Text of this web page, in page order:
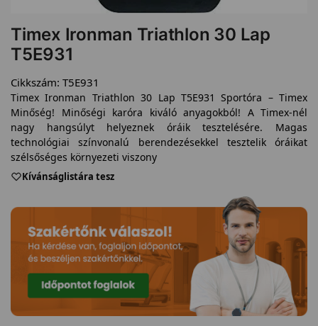
Timex Ironman Triathlon 30 Lap
T5E931
Cikkszám: T5E931
Timex Ironman Triathlon 30 Lap T5E931 Sportóra – Timex
Minőség! Minőségi karóra kiváló anyagokból! A Timex-nél
nagy hangsúlyt helyeznek óráik tesztelésére. Magas
technológiai színvonalú berendezésekkel tesztelik óráikat
szélsőséges környezeti viszony
Kívánságlistára tesz